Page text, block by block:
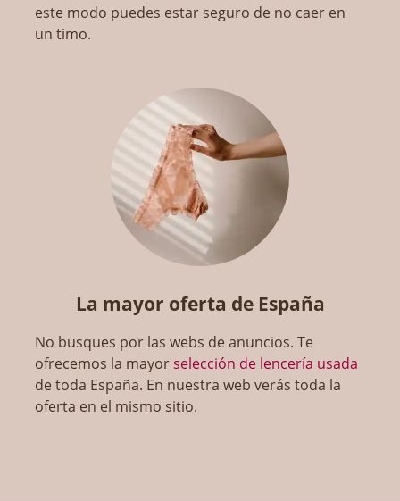
este modo puedes estar seguro de no caer en
un timo.
La mayor oferta de España
No busques por las webs de anuncios. Te
ofrecemos la mayorselección de lencería usada
de toda España. En nuestra web verás toda la
oferta en el mismo sitio.